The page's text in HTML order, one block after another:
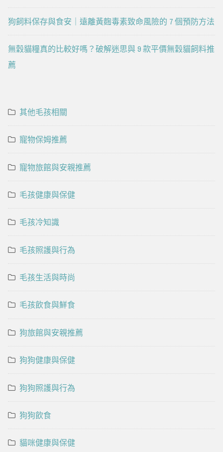
狗飼料保存與食安｜遠離黃麴毒素致命風險的 7 個預防方法
無穀貓糧真的比較好嗎？破解迷思與 9 款平價無穀貓飼料推
薦
其他毛孩相關
寵物保姆推薦
寵物旅館與安親推薦
毛孩健康與保健
毛孩冷知識
毛孩照護與行為
毛孩生活與時尚
毛孩飲食與鮮食
狗旅館與安親推薦
狗狗健康與保健
狗狗照護與行為
狗狗飲食
貓咪健康與保健